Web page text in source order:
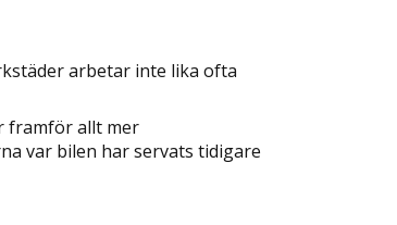
arbetar inte lika ofta
framför allt mer
var bilen har servats tidigare